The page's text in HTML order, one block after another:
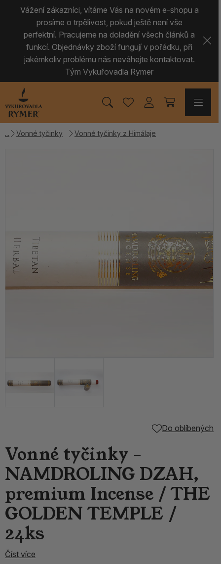
Vážení zákazníci, vítáme Vás na novém e-shopu a
prosíme o trpělivost, pokud ještě není vše
perfektní. Pracujeme na doladění všech článků a
funkcí. Objednávky zboží fungují v pořádku, při
jakémkoliv problému nás neváhejte kontaktovat.
Tým Vykuřovadla Rymer
Vonné tyčinky Vonné tyčinky z Himálaje
Do oblíbených
Vonné tyčinky -
NAMDROLING DZAH,
premium Incense / THE
GOLDEN TEMPLE /
24ks
Číst více